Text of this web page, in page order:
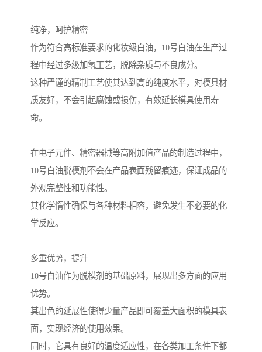
纯净，呵护精密
作为符合高标准要求的化妆级白油，10号白油在生产过
程中经过多级加氢工艺，脱除杂质与不良成分。
这种严谨的精制工艺使其达到高的纯度水平，对模具材
质友好，不会引起腐蚀或损伤，有效延长模具使用寿
命。
在电子元件、精密器械等高附加值产品的制造过程中，
10号白油脱模剂不会在产品表面残留痕迹，保证成品的
外观完整性和功能性。
其化学惰性确保与各种材料相容，避免发生不必要的化
学反应。
多重优势，提升
10号白油作为脱模剂的基础原料，展现出多方面的应用
优势。
其出色的延展性使得少量产品即可覆盖大面积的模具表
面，实现经济的使用效果。
同时，它具有良好的温度适应性，在各类加工条件下都